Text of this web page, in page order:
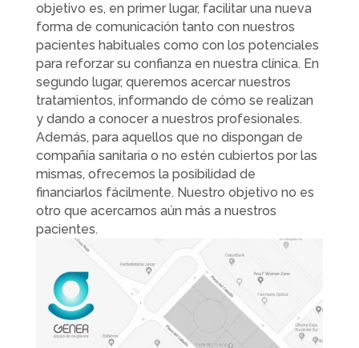
objetivo es, en primer lugar, facilitar una nueva
forma de comunicación tanto con nuestros
pacientes habituales como con los potenciales
para reforzar su confianza en nuestra clínica. En
segundo lugar, queremos acercar nuestros
tratamientos, informando de cómo se realizan
y dando a conocer a nuestros profesionales.
Además, para aquellos que no dispongan de
compañía sanitaria o no estén cubiertos por las
mismas, ofrecemos la posibilidad de
financiarlos fácilmente. Nuestro objetivo no es
otro que acercarnos aún más a nuestros
pacientes.